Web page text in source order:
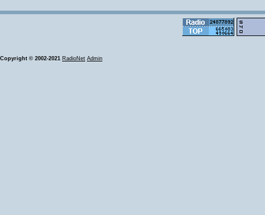
Copyright © 2002-2021 RadioNet Admin